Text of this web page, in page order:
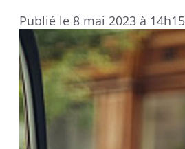
Publié le 8 mai 2023 à 14h15